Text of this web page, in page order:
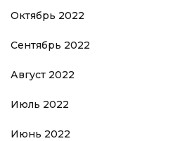
Октябрь 2022
Сентябрь 2022
Август 2022
Июль 2022
Июнь 2022